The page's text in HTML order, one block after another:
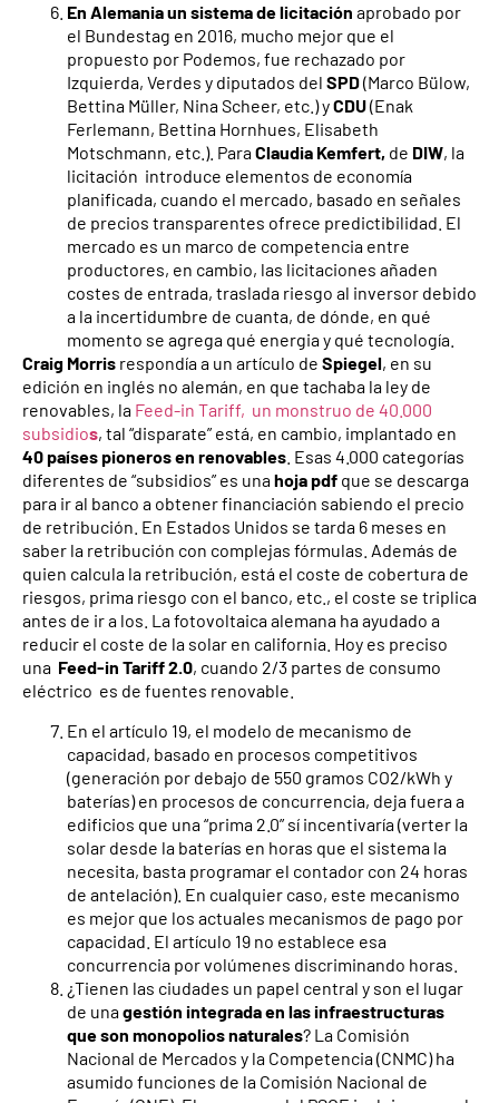
En Alemania un sistema de licitación aprobado por
el Bundestag en 2016, mucho mejor que el
propuesto por Podemos, fue rechazado por
Izquierda, Verdes y diputados del SPD(Marco Bülow,
Bettina Müller, Nina Scheer, etc.) yCDU(Enak
Ferlemann, Bettina Hornhues, Elisabeth
Motschmann, etc.). ParaClaudia Kemfert, de DIW, la
licitación introduce elementos de economía
planificada, cuando el mercado, basado en señales
de precios transparentes ofrece predictibilidad. El
mercado es un marco de competencia entre
productores, en cambio, las licitaciones añaden
costes de entrada, traslada riesgo al inversor debido
a la incertidumbre de cuanta, de dónde, en qué
momento se agrega qué energia y qué tecnología.
Craig Morris respondía a un artículo de Spiegel, en su
edición en inglés no alemán, en que tachaba la ley de
renovables, la Feed-in Tariff, un monstruo de 40.000
subsidios, tal “disparate” está, en cambio, implantado en
40 países pioneros en renovables . Esas 4.000 categorías
diferentes de “subsidios” es unahoja pdf que se descarga
para ir al banco a obtener financiación sabiendo el precio
de retribución. En Estados Unidos se tarda 6 meses en
saber la retribución con complejas fórmulas. Además de
quien calcula la retribución, está el coste de cobertura de
riesgos, prima riesgo con el banco, etc., el coste se triplica
antes de ir a los. La fotovoltaica alemana ha ayudado a
reducir el coste de la solar en california. Hoy es preciso
una Feed-in Tariff 2.0, cuando 2/3 partes de consumo
eléctrico es de fuentes renovable.
En el artículo 19, el modelo de mecanismo de
capacidad, basado en procesos competitivos
(generación por debajo de 550 gramos CO2/kWh y
baterías) en procesos de concurrencia, deja fuera a
edificios que una “prima 2.0” sí incentivaría (verter la
solar desde la baterías en horas que el sistema la
necesita, basta programar el contador con 24 horas
de antelación). En cualquier caso, este mecanismo
es mejor que los actuales mecanismos de pago por
capacidad. El artículo 19 no establece esa
concurrencia por volúmenes discriminando horas.
¿Tienen las ciudades un papel central y son el lugar
de unagestión integrada en las infraestructuras
que son monopolios naturales? La Comisión
Nacional de Mercados y la Competencia (CNMC) ha
asumido funciones de la Comisión Nacional de